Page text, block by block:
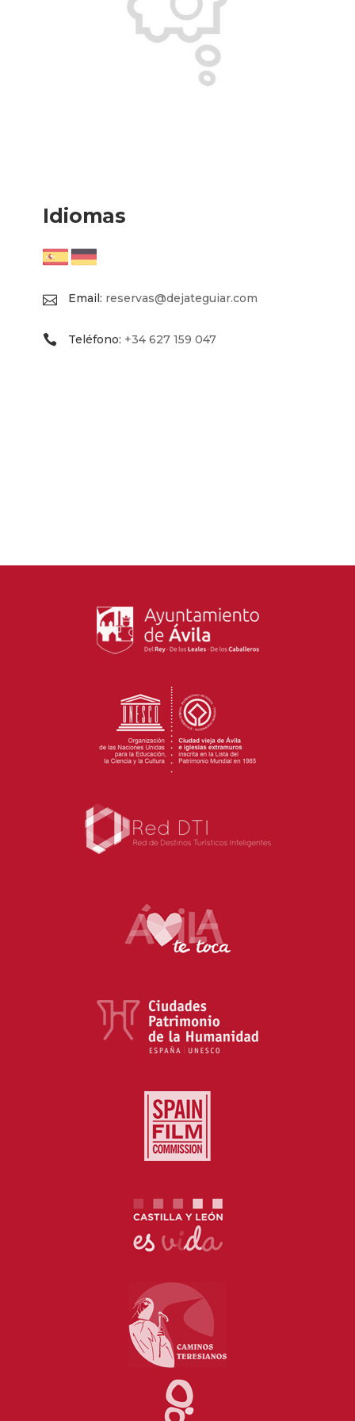
Idiomas
Email: reservas@dejateguiar.com
Teléfono: +34 627 159 047